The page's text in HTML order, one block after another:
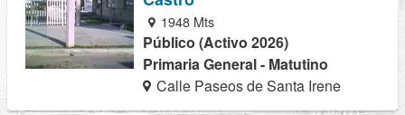
1948 Mts
Público (Activo 2026)
Primaria General - Matutino
Calle Paseos de Santa Irene